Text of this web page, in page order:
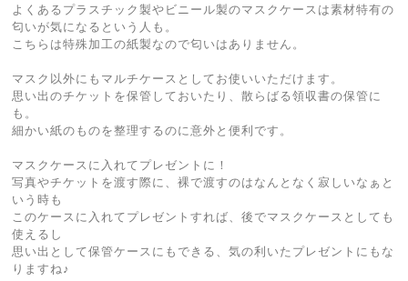
よくあるプラスチック製やビニール製のマスクケースは素材特有の
匂いが気になるという人も。
こちらは特殊加工の紙製なので匂いはありません。
マスク以外にもマルチケースとしてお使いいただけます。
思い出のチケットを保管しておいたり、散らばる領収書の保管に
も。
細かい紙のものを整理するのに意外と便利です。
マスクケースに入れてプレゼントに！
写真やチケットを渡す際に、裸で渡すのはなんとなく寂しいなぁと
いう時も
このケースに入れてプレゼントすれば、後でマスクケースとしても
使えるし
思い出として保管ケースにもできる、気の利いたプレゼントにもな
りますね♪